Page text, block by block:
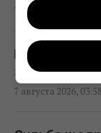
00:25 пятница, 07
"Они нужны
7 августа 2026, 04:00
Как
за 2 минуты
7 августа 2026, 03:58